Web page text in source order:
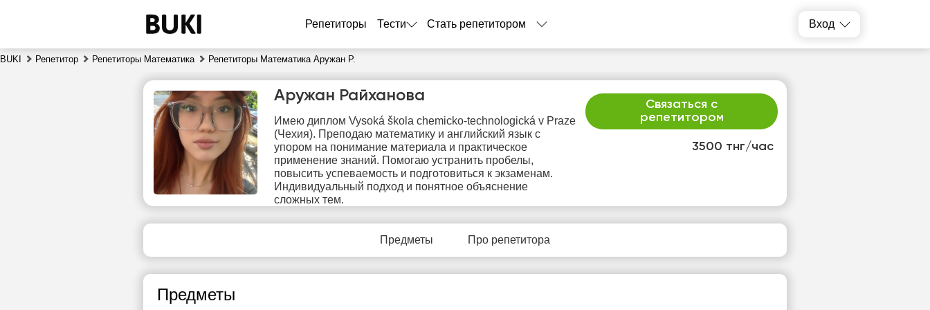
Репетиторы Тести Стать репетитором Вход
BUKI Репетитор Репетиторы Математика Репетиторы Математика Аружан Р.
3500 тнг/час
Связаться с
репетитором
Аружан Райханова
Имею диплом Vysoká škola chemicko-technologická v Praze
(Чехия). Преподаю математику и английский язык с
упором на понимание материала и практическое
применение знаний. Помогаю устранить пробелы,
повысить успеваемость и подготовиться к экзаменам.
Индивидуальный подход и понятное объяснение
сложных тем.
Предметы Про репетитора
Предметы
ср
5
чт
6
пт
7
сб
8
9
10
11
свободных
20:00
20:30
13:00
13:30
13:00
13:30
свободных
свободных